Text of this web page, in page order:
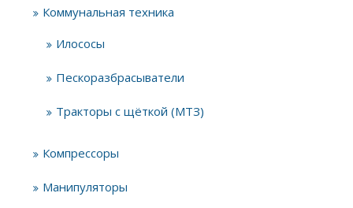
Коммунальная техника
Илососы
Пескоразбрасыватели
Тракторы с щёткой (МТЗ)
Компрессоры
Манипуляторы